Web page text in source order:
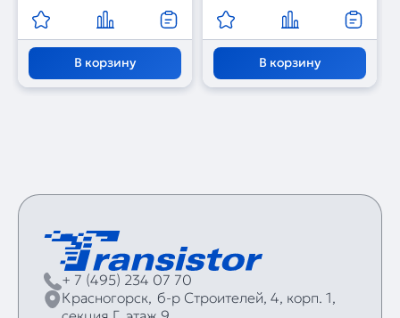
В корзину В корзину
+ 7 (495) 234 07 70
Красногорск, б‑р Строителей, 4, корп. 1,